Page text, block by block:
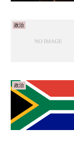
政治
政治